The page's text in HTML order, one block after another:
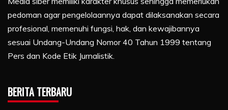
pedoman agar pengelolaannya dapat dilaksanakan secara
profesional, memenuhi fungsi, hak, dan kewajibannya
sesuai Undang-Undang Nomor 40 Tahun 1999 tentang
Pers dan Kode Etik Jurnalistik.
BERITA TERBARU